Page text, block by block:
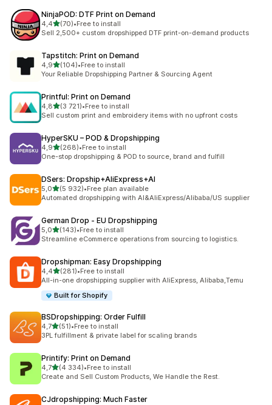
NinjaPOD: DTF Print on Demand
4,4av 5 stjerner
(70)
Totalt 70 omtaler
•Free to install
Sell 2,500+ custom dropshipped DTF print-on-demand products
Tapstitch: Print on Demand
4,9av 5 stjerner
(104)
Totalt 104 omtaler
•Free to install
Your Reliable Dropshipping Partner & Sourcing Agent
Printful: Print on Demand
4,8av 5 stjerner
(3 721)
Totalt 3721 omtaler
•Free to install
Sell custom print and embroidery items with no upfront costs
HyperSKU – POD & Dropshipping
4,9av 5 stjerner
(268)
Totalt 268 omtaler
•Free to install
One-stop dropshipping & POD to source, brand and fulfill
DSers: Dropship+AliExpress+AI
5,0av 5 stjerner
(5 932)
Totalt 5932 omtaler
•Free plan available
Automated dropshipping with AI&AliExpress/Alibaba/US supplier
German Drop ‑ EU Dropshipping
5,0av 5 stjerner
(143)
Totalt 143 omtaler
•Free to install
Streamline eCommerce operations from sourcing to logistics.
Dropshipman: Easy Dropshipping
4,4av 5 stjerner
(281)
Totalt 281 omtaler
•Free to install
All-in-one dropshipping supplier with AliExpress, Alibaba,Temu
Built for Shopify
BSDropshipping: Order Fulfill
4,7av 5 stjerner
(51)
Totalt 51 omtaler
•Free to install
3PL fulfillment & private label for scaling brands
Printify: Print on Demand
4,7av 5 stjerner
(4 334)
Totalt 4334 omtaler
•Free to install
Create and Sell Custom Products, We Handle the Rest.
CJdropshipping: Much Faster